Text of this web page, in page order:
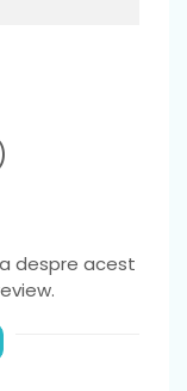
despre acest